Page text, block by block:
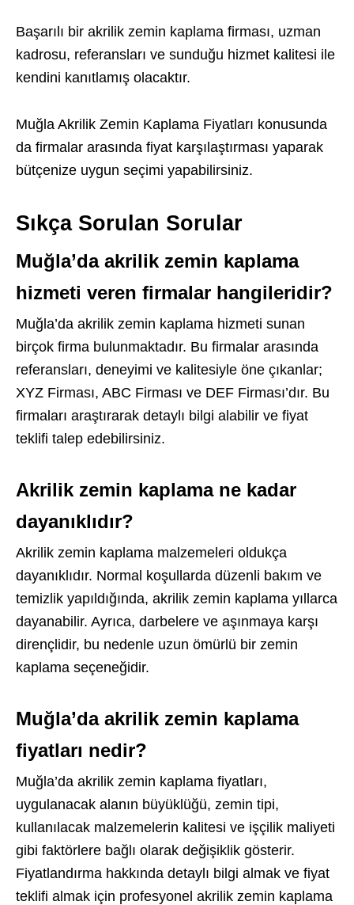
Başarılı bir akrilik zemin kaplama firması, uzman
kadrosu, referansları ve sunduğu hizmet kalitesi ile
kendini kanıtlamış olacaktır.
Muğla Akrilik Zemin Kaplama Fiyatları konusunda
da firmalar arasında fiyat karşılaştırması yaparak
bütçenize uygun seçimi yapabilirsiniz.
Sıkça Sorulan Sorular
Muğla’da akrilik zemin kaplama
hizmeti veren firmalar hangileridir?
Muğla’da akrilik zemin kaplama hizmeti sunan
birçok firma bulunmaktadır. Bu firmalar arasında
referansları, deneyimi ve kalitesiyle öne çıkanlar;
XYZ Firması, ABC Firması ve DEF Firması’dır. Bu
firmaları araştırarak detaylı bilgi alabilir ve fiyat
teklifi talep edebilirsiniz.
Akrilik zemin kaplama ne kadar
dayanıklıdır?
Akrilik zemin kaplama malzemeleri oldukça
dayanıklıdır. Normal koşullarda düzenli bakım ve
temizlik yapıldığında, akrilik zemin kaplama yıllarca
dayanabilir. Ayrıca, darbelere ve aşınmaya karşı
dirençlidir, bu nedenle uzun ömürlü bir zemin
kaplama seçeneğidir.
Muğla’da akrilik zemin kaplama
fiyatları nedir?
Muğla’da akrilik zemin kaplama fiyatları,
uygulanacak alanın büyüklüğü, zemin tipi,
kullanılacak malzemelerin kalitesi ve işçilik maliyeti
gibi faktörlere bağlı olarak değişiklik gösterir.
Fiyatlandırma hakkında detaylı bilgi almak ve fiyat
teklifi almak için profesyonel akrilik zemin kaplama